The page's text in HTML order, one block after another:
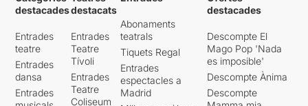
destacades
Entrades
teatre
Entrades
dansa
Entrades
destacats
Entrades
Teatre
Tívoli
Entrades
Teatre
Coliseum
Abonaments
teatrals
Tiquets Regal
Entrades
espectacles a
Madrid
destacades
Descompte El
Mago Pop 'Nada
es imposible'
Descompte Ànima
Descompte